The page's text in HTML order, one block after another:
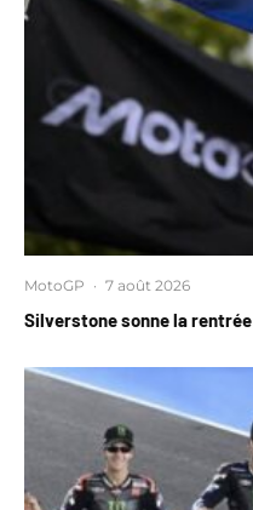
MotoGP · 7 août 2026
Silverstone sonne la rentrée